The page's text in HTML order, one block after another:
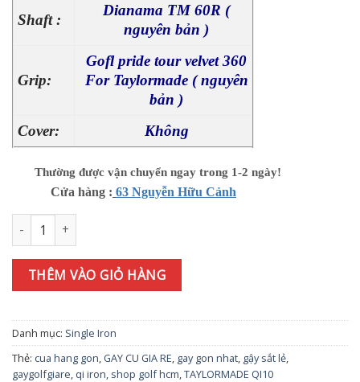
Shaft :
Dianama TM 60R (
nguyên bản )
Grip:
Gofl pride tour velvet 360
For Taylormade ( nguyên
bản )
Cover:
Không
Thường được vận chuyển ngay trong 1-2 ngày!
Cửa hàng : 63 Nguyễn Hữu Cảnh
Gậy sắt lẻ Taylormade QI (2024) TM 60R [#7] số lượng
THÊM VÀO GIỎ HÀNG
Danh mục: Single Iron
Thẻ: cua hang gon, GAY CU GIA RE, gay gon nhat, gậy sắt lẻ,
gaygolfgiare, qi iron, shop golf hcm,TAYLORMADE QI10